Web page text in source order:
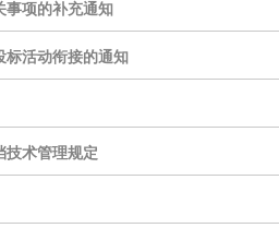
事项的补充通知
标活动衔接的通知
技术管理规定